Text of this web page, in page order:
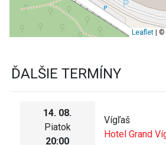
Leaflet| ©
ĎALŠIE TERMÍNY
14. 08.
Piatok
20:00
Vígľaš
Hotel Grand